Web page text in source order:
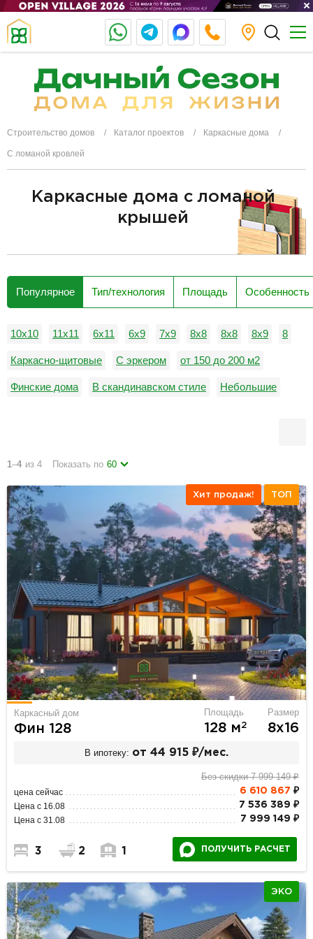
Строительство домов Каталог проектов Каркасные дома
С ломаной кровлей
Каркасные дома с ломаной
крышей
Популярное Тип/технология Площадь Особенность
10х10 11х11 6x11 6х9 7х9 8x8 8х8 8х9 8
Каркасно-щитовые С эркером от 150 до 200 м2
Финские дома В скандинавском стиле Небольшие
1–4 из 4 Показать по 60
Хит продаж! ТОП
Каркасный дом
Фин 128
Площадь
128 м2
Размер
8х16
В ипотеку: от 44 915 ₽/мес.
Без скидки 7 999 149 ₽
цена сейчас 6 610 867 ₽
Цена с 16.08 7 536 389 ₽
Цена с 31.08 7 999 149 ₽
3 2 1 ПОЛУЧИТЬ РАСЧЕТ
ЭКО